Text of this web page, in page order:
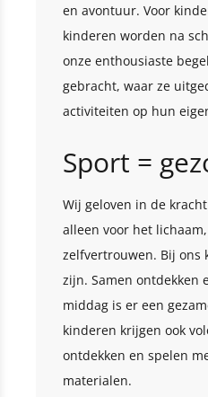
en avontuur. Voor
kinderen worden na
onze enthousiaste
gebracht, waar ze
activiteiten op hun
Sport =
Wij geloven in de
alleen voor het
zelfvertrouwen. Bij ons
zijn. Samen ontdekken
middag is er een
kinderen krijgen ook
ontdekken en spelen
materialen.